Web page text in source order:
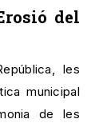
del
les
municipal
de les